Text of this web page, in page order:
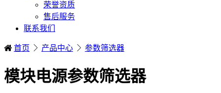
荣誉资质
售后服务
联系我们
首页 产品中心 参数筛选器
模块电源参数筛选器